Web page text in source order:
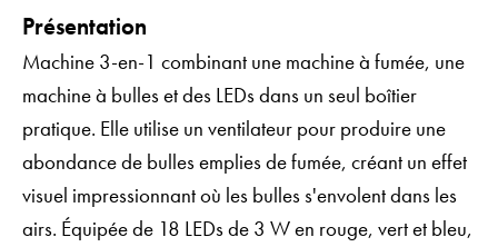
Présentation
Machine 3-en-1 combinant une machine à fumée, une
machine à bulles et des LEDs dans un seul boîtier
pratique. Elle utilise un ventilateur pour produire une
abondance de bulles emplies de fumée, créant un effet
visuel impressionnant où les bulles s'envolent dans les
airs. Équipée de 18 LEDs de 3 W en rouge, vert et bleu,